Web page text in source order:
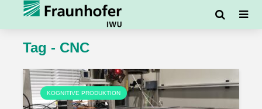
Tag - CNC
KOGNITIVE PRODUKTION